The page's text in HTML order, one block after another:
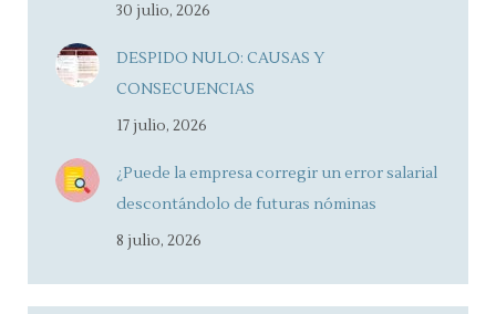
30 julio, 2026
DESPIDO NULO: CAUSAS Y
CONSECUENCIAS
17 julio, 2026
¿Puede la empresa corregir un error salarial
descontándolo de futuras nóminas
8 julio, 2026